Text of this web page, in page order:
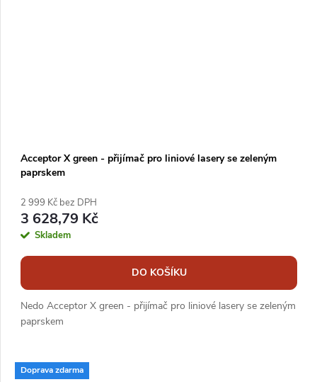
Acceptor X green - přijímač pro liniové lasery se zeleným
paprskem
2 999 Kč bez DPH
3 628,79 Kč
Skladem
DO KOŠÍKU
Nedo Acceptor X green - přijímač pro liniové lasery se zeleným
paprskem
Doprava zdarma